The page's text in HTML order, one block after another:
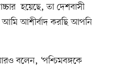
হয়েছে, তা দেশবাসী
আমি আশীর্বাদ করছি আপনি
আরও বলেন, ‘পশ্চিমবঙ্গকে